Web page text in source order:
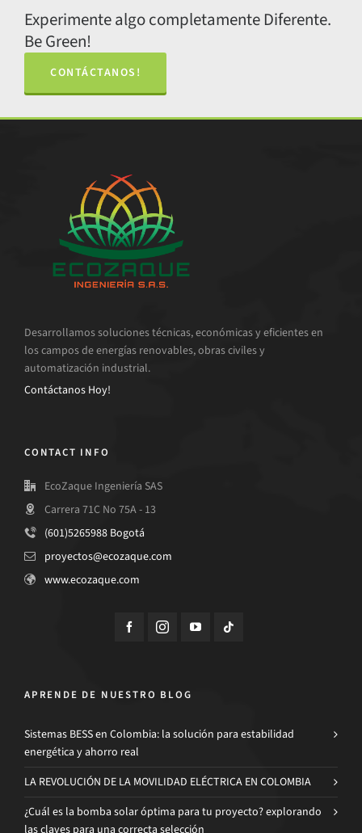
Experimente algo completamente Diferente.
Be Green!
CONTÁCTANOS!
Desarrollamos soluciones técnicas, económicas y eficientes en
los campos de energías renovables, obras civiles y
automatización industrial.
Contáctanos Hoy!
CONTACT INFO
EcoZaque Ingeniería SAS
Carrera 71C No 75A - 13
(601)5265988 Bogotá
proyectos@ecozaque.com
www.ecozaque.com
APRENDE DE NUESTRO BLOG
Sistemas BESS en Colombia: la solución para estabilidad
energética y ahorro real
LA REVOLUCIÓN DE LA MOVILIDAD ELÉCTRICA EN COLOMBIA
¿Cuál es la bomba solar óptima para tu proyecto? explorando
las claves para una correcta selección